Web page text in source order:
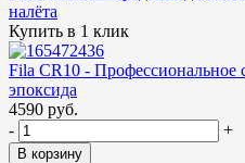
налёта
Купить в 1 клик
Fila CR10 - Профессиональное
эпоксида
4590 руб.
-
+
В корзину